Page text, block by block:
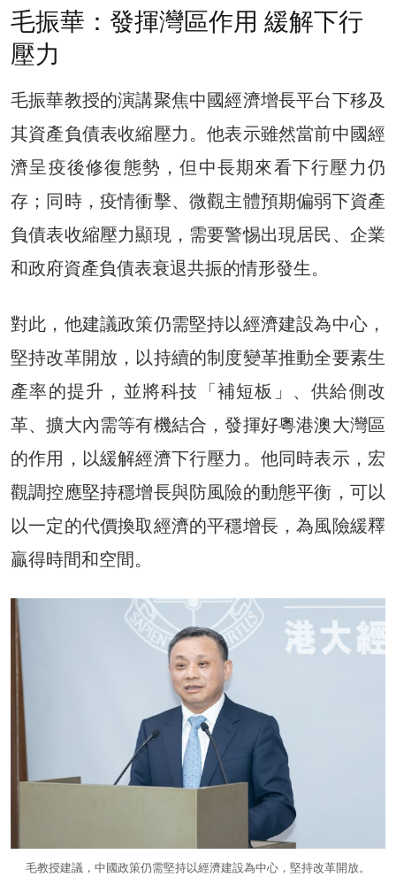
毛振華：發揮灣區作用 緩解下行
壓力
毛振華教授的演講聚焦中國經濟增長平台下移及
其資產負債表收縮壓力。他表示雖然當前中國經
濟呈疫後修復態勢，但中長期來看下行壓力仍
存；同時，疫情衝擊、微觀主體預期偏弱下資產
負債表收縮壓力顯現，需要警惕出現居民、企業
和政府資產負債表衰退共振的情形發生。
對此，他建議政策仍需堅持以經濟建設為中心，
堅持改革開放，以持續的制度變革推動全要素生
產率的提升，並將科技「補短板」、供給側改
革、擴大內需等有機結合，發揮好粵港澳大灣區
的作用，以緩解經濟下行壓力。他同時表示，宏
觀調控應堅持穩增長與防風險的動態平衡，可以
以一定的代價換取經濟的平穩增長，為風險緩釋
贏得時間和空間。
毛教授建議，中國政策仍需堅持以經濟建設為中心，堅持改革開放。